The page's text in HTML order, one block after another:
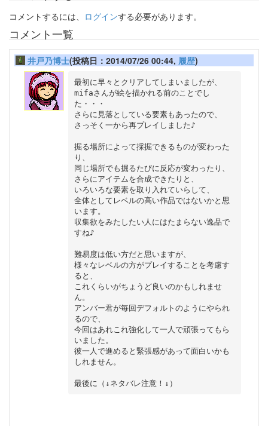
コメントするには、 ログインする必要があります。
コメント一覧
井戸乃博士(投稿日：2014/07/26 00:44, 履歴)
最初に早々とクリアしてしまいましたが、
mifaさんが絵を描かれる前のことでし
た・・・
さらに見落としている要素もあったので、
さっそく一から再プレイしました♪
掘る場所によって採掘できるものが変わった
り、
同じ場所でも掘るたびに反応が変わったり、
さらにアイテムを合成できたりと、
いろいろな要素を取り入れていらして、
全体としてレベルの高い作品ではないかと思
います。
収集欲をみたしたい人にはたまらない逸品で
すね♪
難易度は低い方だと思いますが、
様々なレベルの方がプレイすることを考慮す
ると、
これくらいがちょうど良いのかもしれませ
ん。
アンバー君が毎回デフォルトのようにやられ
るので、
今回はあれこれ強化して一人で頑張ってもら
いました。
彼一人で進めると緊張感があって面白いかも
しれません。